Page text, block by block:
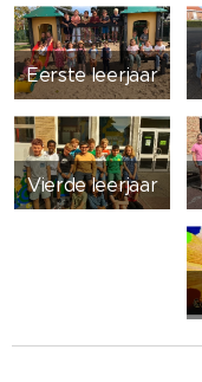
Eerste leerjaar
Vierde leerjaar